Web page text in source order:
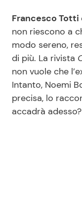
Mondo Mamma
News benessere
Salute
Francesco Totti
non riescono a
modo sereno,
di più. La rivista
non vuole che
Intanto, Noemi
precisa, lo
accadrà adesso?